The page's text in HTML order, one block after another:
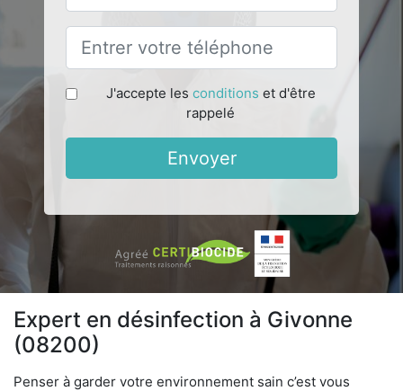
J'accepte les conditions et d'être
rappelé
Envoyer
Expert en désinfection à Givonne
(08200)
Penser à garder votre environnement sain c’est vous